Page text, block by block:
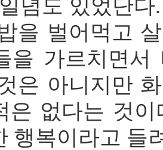
념도 있었단
을 벌어먹고
을 가르치면
은 아니지만
은 없다는 것
행복이라고 들